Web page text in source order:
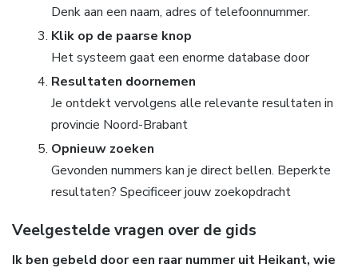
Denk aan een naam, adres of telefoonnummer.
Klik op de paarse knop
Het systeem gaat een enorme database door
Resultaten doornemen
Je ontdekt vervolgens alle relevante resultaten in
provincie Noord-Brabant
Opnieuw zoeken
Gevonden nummers kan je direct bellen. Beperkte
resultaten? Specificeer jouw zoekopdracht
Veelgestelde vragen over de gids
Ik ben gebeld door een raar nummer uit Heikant, wie